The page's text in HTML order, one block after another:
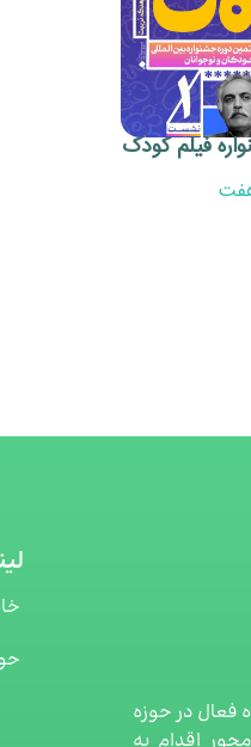
فیلم کودک
فعال در حوزه